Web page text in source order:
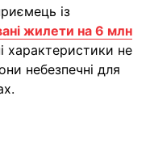
із
жилети на 6 млн
характеристики не
небезпечні для
Xу Viber
у Whatsapp
у Messenger
у LinkedIn